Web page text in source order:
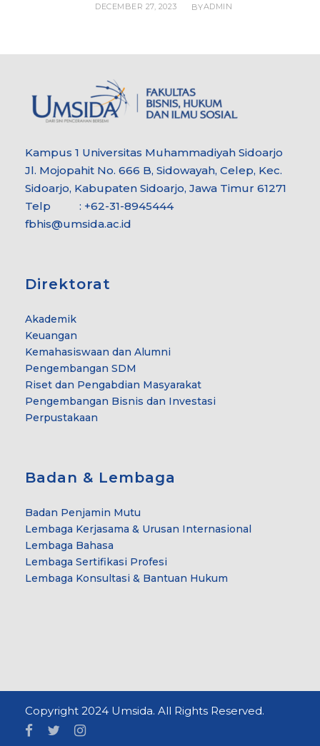
DECEMBER 27, 2023 BYADMIN
Kampus 1 Universitas Muhammadiyah Sidoarjo
Jl. Mojopahit No. 666 B, Sidowayah, Celep, Kec.
Sidoarjo, Kabupaten Sidoarjo, Jawa Timur 61271
Telp : +62-31-8945444
fbhis@umsida.ac.id
Direktorat
Akademik
Keuangan
Kemahasiswaan dan Alumni
Pengembangan SDM
Riset dan Pengabdian Masyarakat
Pengembangan Bisnis dan Investasi
Perpustakaan
Badan & Lembaga
Badan Penjamin Mutu
Lembaga Kerjasama & Urusan Internasional
Lembaga Bahasa
Lembaga Sertifikasi Profesi
Lembaga Konsultasi & Bantuan Hukum
Copyright 2024 Umsida. All Rights Reserved.